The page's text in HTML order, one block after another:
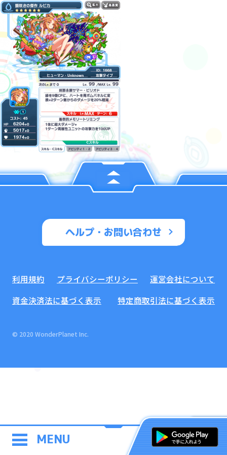
MENU
ヘルプ・お問い合わせ
利用規約 プライバシーポリシー
運営会社について
資金決済法に基づく表示
特定商取引法に基づく表示
© 2020 WonderPlanet Inc.